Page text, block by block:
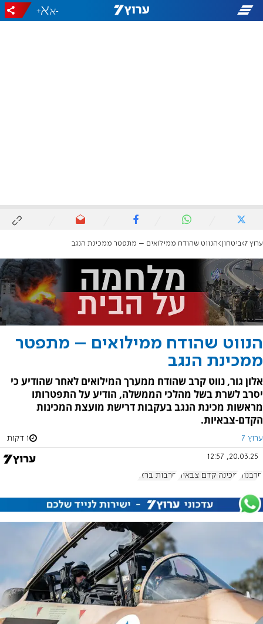
-
+
ערוץ 7 ביטחון הנווט שהודח ממילואים – מתפטר ממכינת הנגב
הנווט שהודח ממילואים – מתפטר
ממכינת הנגב
אלון גור, נווט קרב שהודח ממערך המילואים לאחר שהודיע כי
יסרב לשרת בשל מהלכי הממשלה, הודיע על התפטרותו
מראשות מכינת הנגב בעקבות דרישת מועצת המכינות
הקדם-צבאיות.
ערוץ 7 1 דקות
20.03.25, 12:57
סרבנות מכינה קדם צבאית חרבות ברזל